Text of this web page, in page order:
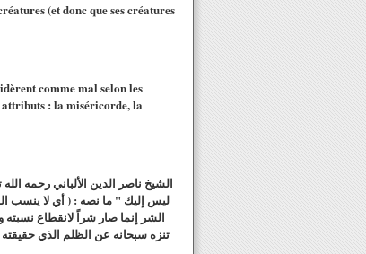
(et donc que ses créatures
comme mal selon les
attributs : la miséricorde, la
ليس إليك " ما نصه : ( أي لا ينسب
الشر إنما صار شراً لانقطاع نسبته
تنزه سبحانه عن الظلم الذي